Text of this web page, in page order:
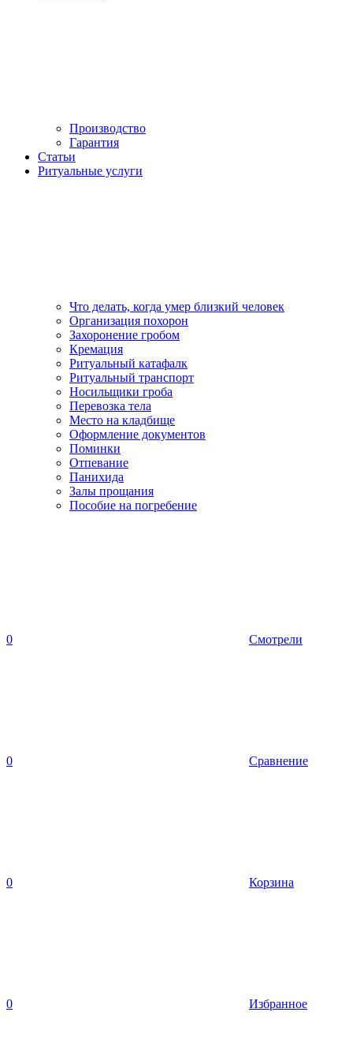
Производство
Гарантия
Статьи
Ритуальные услуги
Что делать, когда умер близкий человек
Организация похорон
Захоронение гробом
Кремация
Ритуальный катафалк
Ритуальный транспорт
Носильщики гроба
Перевозка тела
Место на кладбище
Оформление документов
Поминки
Отпевание
Панихида
Залы прощания
Пособие на погребение
0 Смотрели
0 Сравнение
0 Корзина
0 Избранное